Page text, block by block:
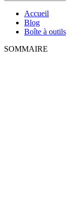
Accueil
Blog
Boîte à outils
SOMMAIRE